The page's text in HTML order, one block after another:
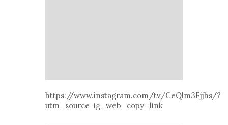
https://www.instagram.com/tv/CeQlm3Fjjhs/?
utm_source=ig_web_copy_link